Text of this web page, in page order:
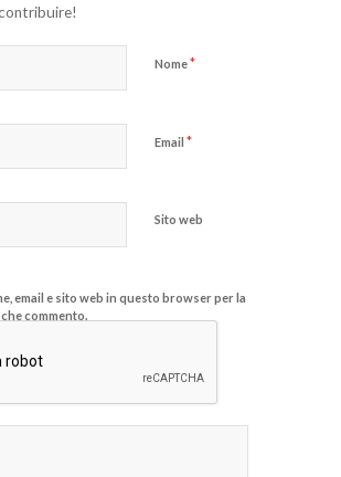
Nome*
Email *
Sito web
email e sito web in questo browser per la
commento.